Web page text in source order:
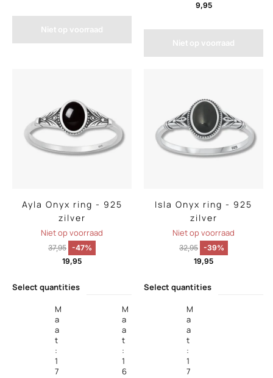
Niet op voorraad
9,95
Niet op voorraad
Ayla Onyx ring - 925
zilver
Niet op voorraad
37,95 -47%
19,95
Select quantities
M
a
a
t
:
1
7
Isla Onyx ring - 925
zilver
Niet op voorraad
32,95 -39%
19,95
Select quantities
M
a
a
t
:
1
6
M
a
a
t
:
1
7